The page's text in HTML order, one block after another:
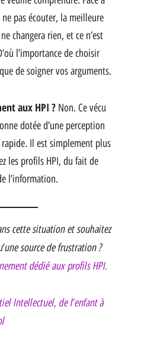
pas écouter, la meilleure
changera rien, et ce n’est
l’importance de choisir
de soigner vos arguments.
aux HPI ? Non. Ce vécu
dotée d’une perception
Il est simplement plus
les profils HPI, du fait de
l’information.
cette situation et souhaitez
source de frustration ?
dédié aux profils HPI.
Intellectuel, de l’enfant à